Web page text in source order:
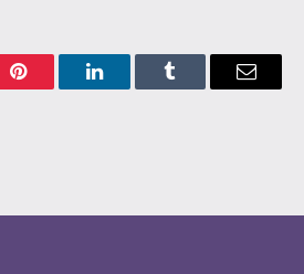
Pinterest LinkedInTumblr Email